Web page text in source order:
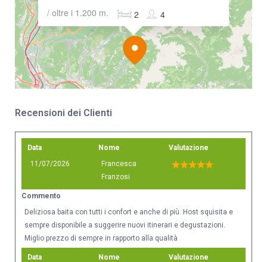
/ oltre i 1.200 m. 4
2
Recensioni dei Clienti
Data
11/07/2026
Nome
Francesca
Franzosi
Valutazione
Commento
Deliziosa baita con tutti i confort e anche di più. Host squisita e
sempre disponibile a suggerire nuovi itinerari e degustazioni.
Miglio prezzo di sempre in rapporto alla qualità
Data
Nome
Valutazione